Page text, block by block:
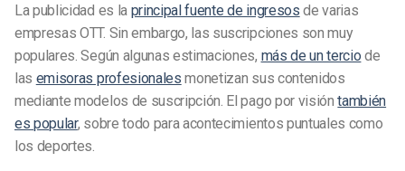
La publicidad es la principal fuente de ingresos de varias
empresas OTT. Sin embargo, las suscripciones son muy
populares. Según algunas estimaciones, más de un tercio de
las emisoras profesionales monetizan sus contenidos
mediante modelos de suscripción. El pago por visióntambién
es popular, sobre todo para acontecimientos puntuales como
los deportes.